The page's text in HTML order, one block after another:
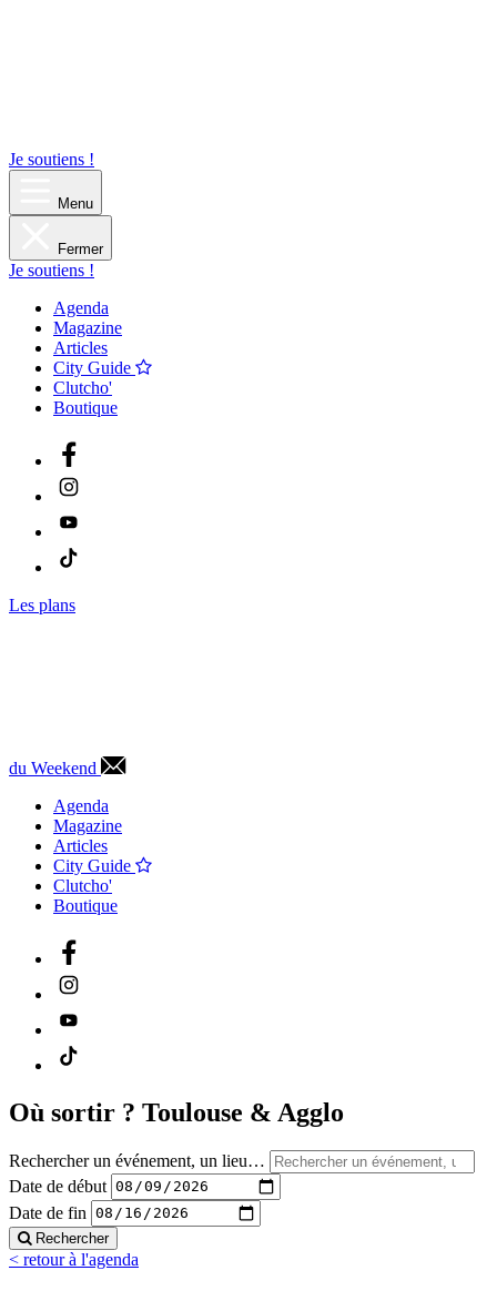
Je soutiens !
Menu
Fermer
Je soutiens !
Agenda
Magazine
Articles
City Guide
Clutcho'
Boutique
Les plans
du Weekend
Agenda
Magazine
Articles
City Guide
Clutcho'
Boutique
Où sortir ? Toulouse & Agglo
Rechercher un événement, un lieu…
Date de début
Date de fin
Rechercher
< retour à l'agenda